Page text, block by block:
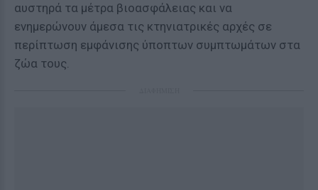
αυστηρά τα μέτρα βιοασφάλειας και να
ενημερώνουν άμεσα τις κτηνιατρικές αρχές σε
περίπτωση εμφάνισης ύποπτων συμπτωμάτων στα
ζώα τους.